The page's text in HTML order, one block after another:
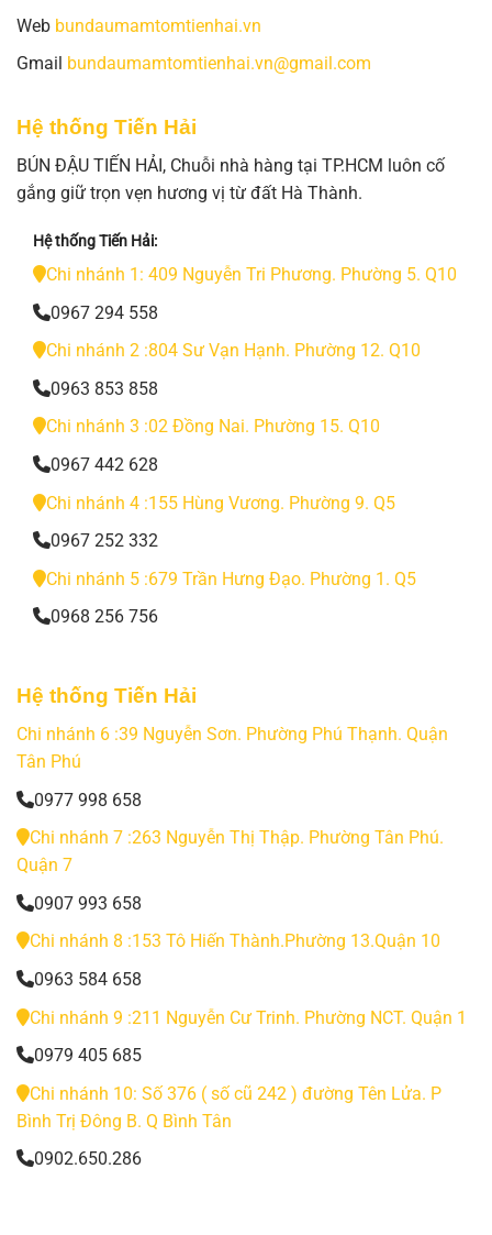
Web bundaumamtomtienhai.vn
Gmail bundaumamtomtienhai.vn@gmail.com
Hệ thống Tiến Hải
BÚN ĐẬU TIẾN HẢI, Chuỗi nhà hàng tại TP.HCM luôn cố
gắng giữ trọn vẹn hương vị từ đất Hà Thành.
Hệ thống Tiến Hải:
Chi nhánh 1: 409 Nguyễn Tri Phương. Phường 5. Q10
0967 294 558
Chi nhánh 2 :804 Sư Vạn Hạnh. Phường 12. Q10
0963 853 858
Chi nhánh 3 :02 Đồng Nai. Phường 15. Q10
0967 442 628
Chi nhánh 4 :155 Hùng Vương. Phường 9. Q5
0967 252 332
Chi nhánh 5 :679 Trần Hưng Đạo. Phường 1. Q5
0968 256 756
Hệ thống Tiến Hải
Chi nhánh 6 :39 Nguyễn Sơn. Phường Phú Thạnh. Quận
Tân Phú
0977 998 658
Chi nhánh 7 :263 Nguyễn Thị Thập. Phường Tân Phú.
Quận 7
0907 993 658
Chi nhánh 8 :153 Tô Hiến Thành.Phường 13.Quận 10
0963 584 658
Chi nhánh 9 :211 Nguyễn Cư Trinh. Phường NCT. Quận 1
0979 405 685
Chi nhánh 10: Số 376 ( số cũ 242 ) đường Tên Lửa. P
Bình Trị Đông B. Q Bình Tân
0902.650.286